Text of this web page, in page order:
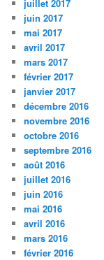
juillet 2017
juin 2017
mai 2017
avril 2017
mars 2017
février 2017
janvier 2017
décembre 2016
novembre 2016
octobre 2016
septembre 2016
août 2016
juillet 2016
juin 2016
mai 2016
avril 2016
mars 2016
février 2016